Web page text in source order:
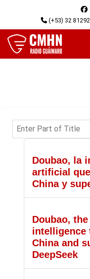
(+53) 32
Enter Part of Title
Doubao, la
artificial
China y
Doubao,
intelligence
China and
DeepSeek